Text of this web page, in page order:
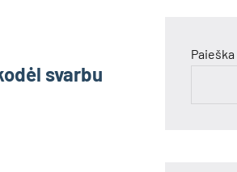
svarbu
Paieška